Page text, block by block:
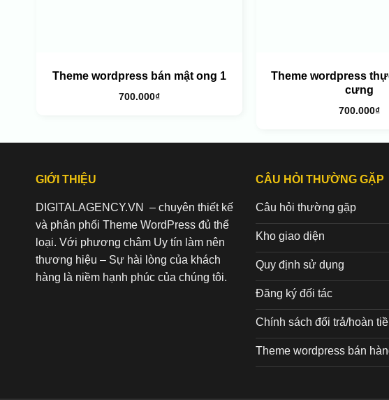
Theme wordpress bán mật ong 1
700.000₫
Theme wordpress
cưng
700.000₫
GIỚI THIỆU
DIGITALAGENCY.VN – chuyên thiết kế
và phân phối Theme WordPress đủ thể
loại. Với phương châm Uy tín làm nên
thương hiệu – Sự hài lòng của khách
hàng là niềm hạnh phúc của chúng tôi.
CÂU HỎI THƯỜNG GẶP
Câu hỏi thường gặp
Kho giao diện
Quy định sử dụng
Đăng ký đối tác
Chính sách đổi trả/hoàn
Theme wordpress bán